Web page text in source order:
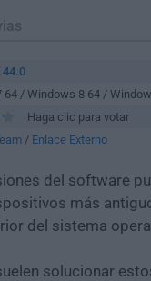
64 / Windows 8 64 /
Haga clic para votar
/ Enlace Externo
del software
más
del sistema
solucionar